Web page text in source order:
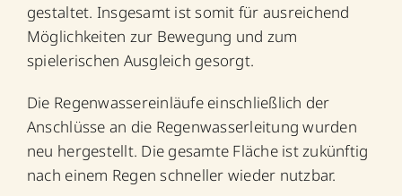
gestaltet. Insgesamt ist somit für ausreichend
Möglichkeiten zur Bewegung und zum
spielerischen Ausgleich gesorgt.
Die Regenwassereinläufe einschließlich der
Anschlüsse an die Regenwasserleitung wurden
neu hergestellt. Die gesamte Fläche ist zukünftig
nach einem Regen schneller wieder nutzbar.